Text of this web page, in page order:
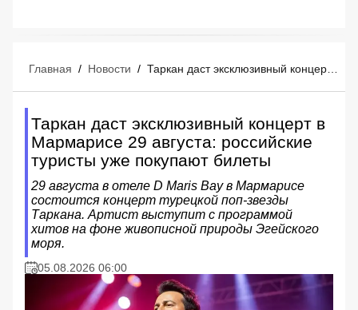
Главная / Новости / Таркан даст эксклюзивный концерт в Мармарисе 29 августа: российские туристы уже покупают билеты
Таркан даст эксклюзивный концерт в
Мармарисе 29 августа: российские
туристы уже покупают билеты
29 августа в отеле D Maris Bay в Мармарисе
состоится концерт турецкой поп-звезды
Таркана. Артист выступит с программой
хитов на фоне живописной природы Эгейского
моря.
05.08.2026 06:00